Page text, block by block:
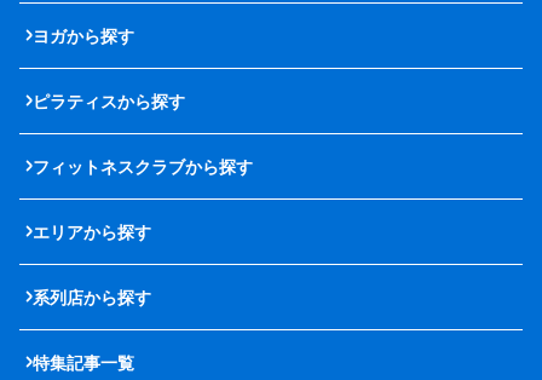
ヨガから探す
ピラティスから探す
フィットネスクラブから探す
エリアから探す
系列店から探す
特集記事一覧